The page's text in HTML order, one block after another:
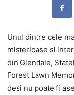
Unul dintre cele
misterioase si
din Glendale,
Forest Lawn
desi nu poate fi